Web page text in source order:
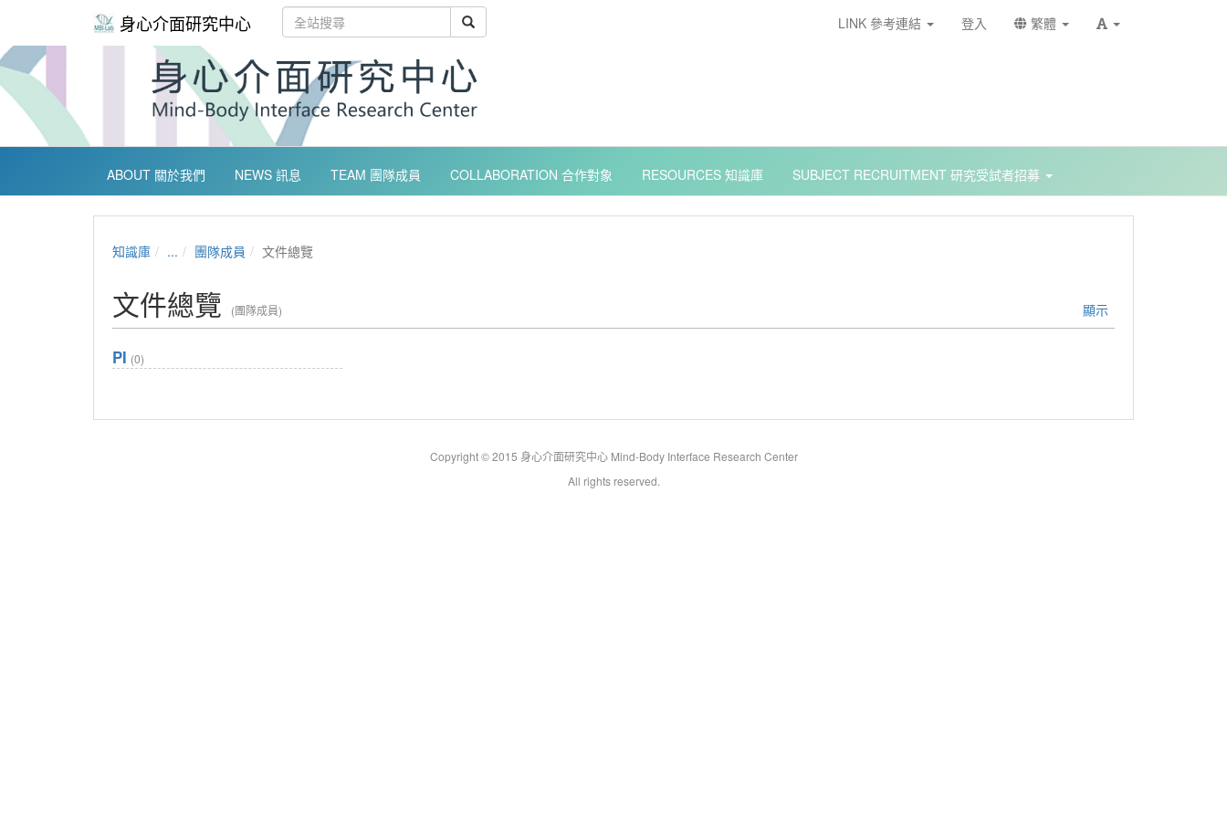
身心介面研究中心 LINK 參考連結 登入 繁體
ABOUT 關於我們 NEWS 訊息 TEAM 團隊成員 COLLABORATION 合作對象 RESOURCES 知識庫 SUBJECT RECRUITMENT 研究受試者招募
知識庫 ... 團隊成員 文件總覽
文件總覽 顯示
(團隊成員)
PI (0)
Copyright © 2015 身心介面研究中心 Mind-Body Interface Research Center
All rights reserved.